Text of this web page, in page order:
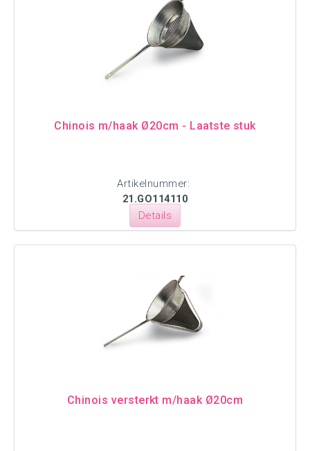
Chinois m/haak Ø20cm - Laatste stuk
Artikelnummer:
21.GO114110
Details
Chinois versterkt m/haak Ø20cm